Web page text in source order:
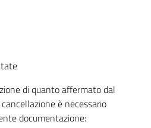
di quanto affermato dal
è necessario
documentazione: